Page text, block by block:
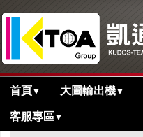
首頁▼ 大圖輸出機▼
客服專區▼
主目錄